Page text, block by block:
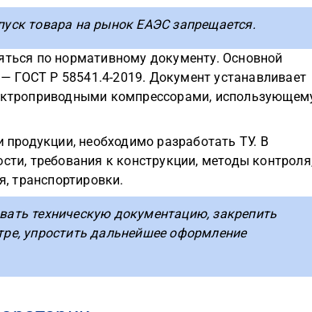
товара на рынок ЕАЭС запрещается.
по нормативному документу. Основной
ГОСТ Р 58541.4-2019. Документ устанавливает
компрессорами,
необходимо разработать ТУ. В
требования к конструкции, методы
транспортировки.
техническую документацию, закрепить
упростить дальнейшее оформление